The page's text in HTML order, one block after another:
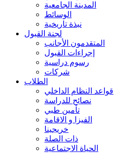
المدينة الجامعية
الوسائط
نبذة تاريخية
لجنة القبول
المتقدمون الأجانب
إجراءات القبول
رسوم دراسية
شركات
الطلاب
قواعد النظام الداخلي
نصائح للدراسة
تأمين طبي
الفيزا و الاقامة
خريجينا
ذات الصلة
الحياة الاجتماعية